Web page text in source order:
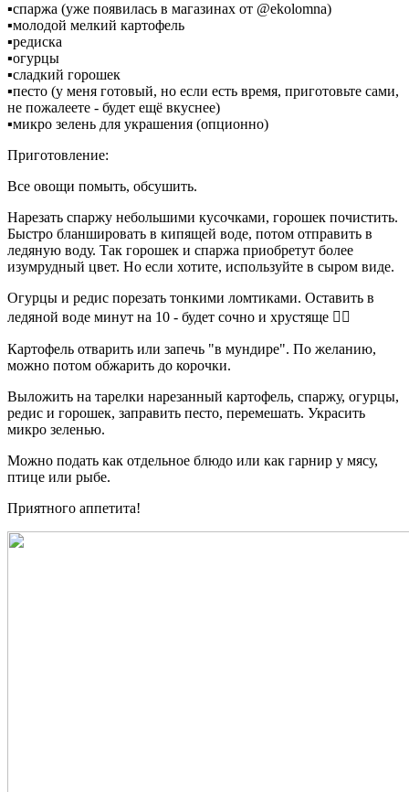
▪️спаржа (уже появилась в магазинах от @ekolomna)
▪️молодой мелкий картофель
▪️редиска
▪️огурцы
▪️сладкий горошек
▪️песто (у меня готовый, но если есть время, приготовьте сами,
не пожалеете - будет ещё вкуснее)
▪️микро зелень для украшения (опционно)
Приготовление:
Все овощи помыть, обсушить.
Нарезать спаржу небольшими кусочками, горошек почистить.
Быстро бланшировать в кипящей воде, потом отправить в
ледяную воду. Так горошек и спаржа приобретут более
изумрудный цвет. Но если хотите, используйте в сыром виде.
Огурцы и редис порезать тонкими ломтиками. Оставить в
ледяной воде минут на 10 - будет сочно и хрустяще 👌🏻
Картофель отварить или запечь "в мундире". По желанию,
можно потом обжарить до корочки.
Выложить на тарелки нарезанный картофель, спаржу, огурцы,
редис и горошек, заправить песто, перемешать. Украсить
микро зеленью.
Можно подать как отдельное блюдо или как гарнир у мясу,
птице или рыбе.
Приятного аппетита!